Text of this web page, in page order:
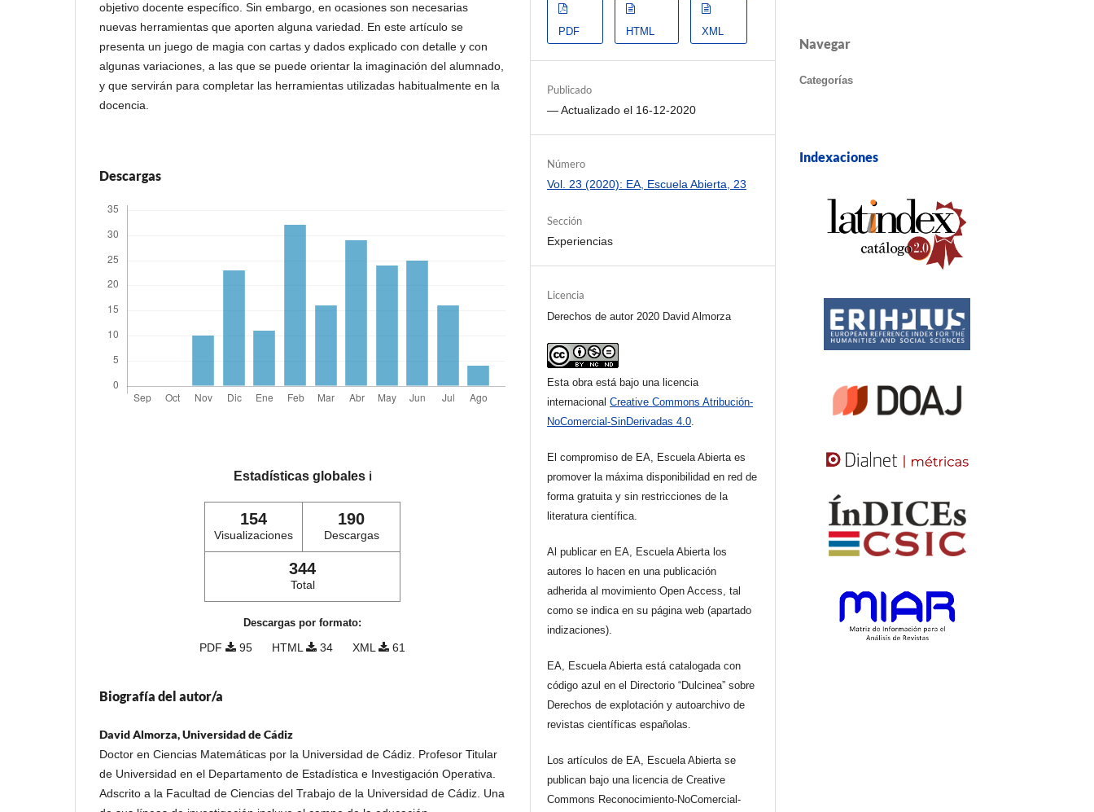
objetivo docente específico. Sin embargo, en ocasiones son necesarias
nuevas herramientas que aporten alguna variedad. En este artículo se
presenta un juego de magia con cartas y dados explicado con detalle y con
algunas variaciones, a las que se puede orientar la imaginación del alumnado,
y que servirán para completar las herramientas utilizadas habitualmente en la
docencia.
Descargas
Estadísticas globales ℹ️
154
Visualizaciones
190
Descargas
344
Total
Descargas por formato:
PDF 95 HTML 34 XML 61
Biografía del autor/a
David Almorza, Universidad de Cádiz
Doctor en Ciencias Matemáticas por la Universidad de Cádiz. Profesor Titular
de Universidad en el Departamento de Estadística e Investigación Operativa.
Adscrito a la Facultad de Ciencias del Trabajo de la Universidad de Cádiz. Una
PDF HTML XML
Publicado
— Actualizado el 16-12-2020
Número
Vol. 23 (2020): EA, Escuela Abierta, 23
Sección
Experiencias
Licencia
Derechos de autor 2020 David Almorza
Esta obra está bajo una licencia
internacionalCreative Commons Atribución-
NoComercial-SinDerivadas 4.0
El compromiso de EA, Escuela Abierta es
promover la máxima disponibilidad en red de
forma gratuita y sin restricciones de la
literatura científica.
Al publicar en EA, Escuela Abierta los
autores lo hacen en una publicación
adherida al movimiento Open Access, tal
como se indica en su página web (apartado
indizaciones).
EA, Escuela Abierta está catalogada con
código azul en el Directorio “Dulcinea” sobre
Derechos de explotación y autoarchivo de
revistas científicas españolas.
Los artículos de EA, Escuela Abierta se
publican bajo una licencia de Creative
Commons Reconocimiento-NoComercial-
Navegar
Categorías
Indexaciones